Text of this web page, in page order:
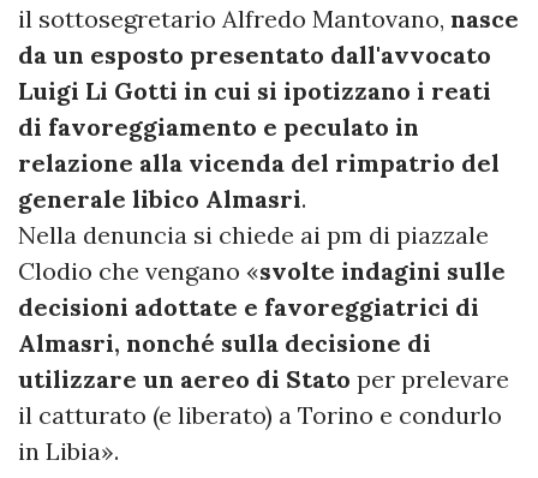
il sottosegretario Alfredo Mantovano, nasce
da un esposto presentato dall'avvocato
Luigi Li Gotti in cui si ipotizzano i reati
di favoreggiamento e peculato in
relazione alla vicenda del rimpatrio del
generale libico Almasri.
Nella denuncia si chiede ai pm di piazzale
Clodio che vengano «svolte indagini sulle
decisioni adottate e favoreggiatrici di
Almasri, nonché sulla decisione di
utilizzare un aereo di Stato per prelevare
il catturato (e liberato) a Torino e condurlo
in Libia».